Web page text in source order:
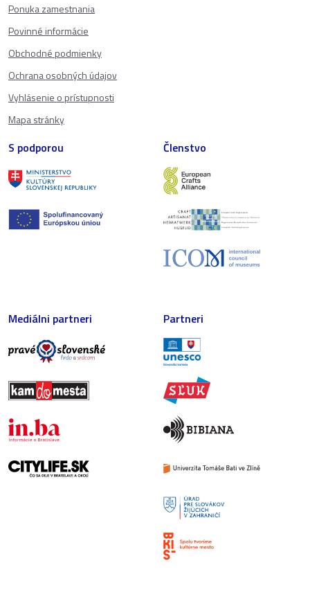
Ponuka zamestnania
Povinné informácie
Obchodné podmienky
Ochrana osobných údajov
Vyhlásenie o prístupnosti
Mapa stránky
S podporou Členstvo
Mediálni partneri Partneri